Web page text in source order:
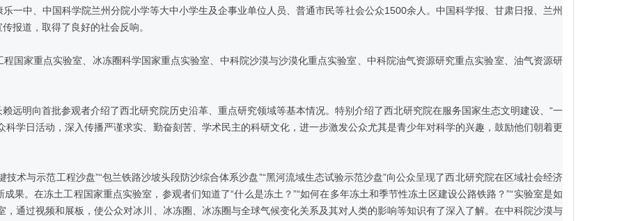
一中、中国科学院兰州分院小学等大中小学生及企事业单位人员、普通市民等社会公众1500余人。中国科学报、甘肃日报、兰州
报道，取得了良好的社会反响。
家重点实验室、冰冻圈科学国家重点实验室、中科院沙漠与沙漠化重点实验室、中科院油气资源研究重点实验室、油气资源研
明向首批参观者介绍了西北研究院历史沿革、重点研究领域等基本情况。特别介绍了西北研究院在服务国家生态文明建设、“一
学日活动，深入传播严谨求实、勤奋刻苦、学术民主的科研文化，进一步激发公众尤其是青少年对科学的兴趣，鼓励他们朝着更
与示范工程沙盘”“包兰铁路沙坡头段防沙综合体系沙盘”“黑河流域生态试验示范沙盘”向公众呈现了西北研究院在区域社会经济
果。在冻土工程国家重点实验室，参观者们知道了“什么是冻土？”“如何在多年冻土和季节性冻土区建设公路铁路？”“实验室是如
通过视频和展板，使公众对冰川、冰冻圈、冰冻圈与全球气候变化关系及其对人类的影响等知识有了深入了解。在中科院沙漠与